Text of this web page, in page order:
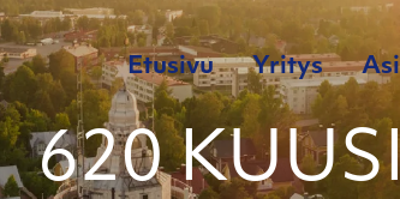
Etusivu Yritys
620